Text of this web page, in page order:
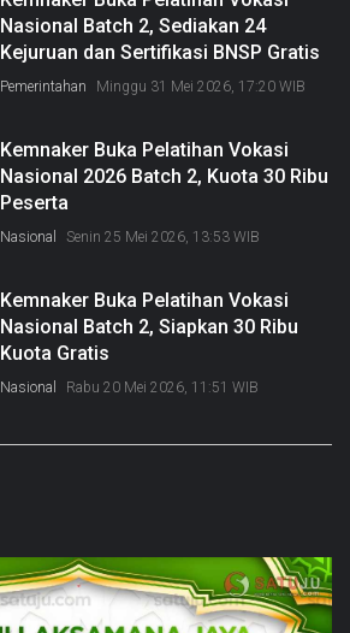
Nasional Batch 2, Sediakan 24
Kejuruan dan Sertifikasi BNSP Gratis
Pemerintahan Minggu 31 Mei 2026, 17:20 WIB
Kemnaker Buka Pelatihan Vokasi
Nasional 2026 Batch 2, Kuota 30 Ribu
Peserta
Nasional Senin 25 Mei 2026, 13:53 WIB
Kemnaker Buka Pelatihan Vokasi
Nasional Batch 2, Siapkan 30 Ribu
Kuota Gratis
Nasional Rabu 20 Mei 2026, 11:51 WIB